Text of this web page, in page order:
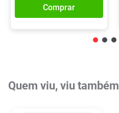
Comprar
Quem viu, viu também